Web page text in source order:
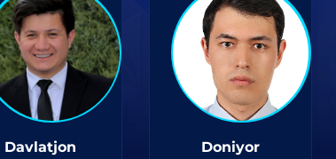
Davlatjon
Doniyor